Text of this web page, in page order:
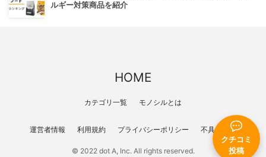
クチコミ
投稿
ルギー対策商品を紹介
HOME
カテゴリ一覧 モノシルとは
運営者情報 利用規約 プライバシーポリシー 不具合報告
© 2022 dot A, Inc. All rights reserved.